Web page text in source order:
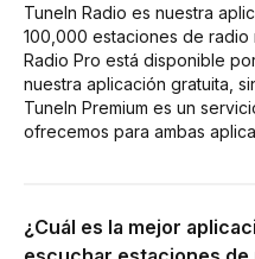
TuneIn Radio es nuestra
100,000 estaciones de radio
Radio Pro está disponible
nuestra aplicación gratuita,
TuneIn Premium es un
ofrecemos para ambas
¿Cuál es la mejor